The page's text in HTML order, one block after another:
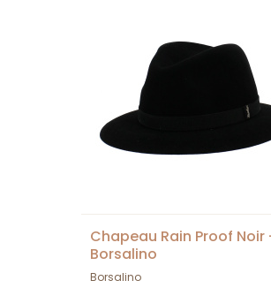
Chapeau Rain Proof Noir
Borsalino
Borsalino